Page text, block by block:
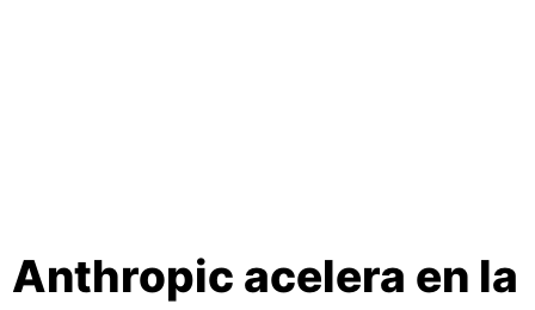
Anthropic acelera en la